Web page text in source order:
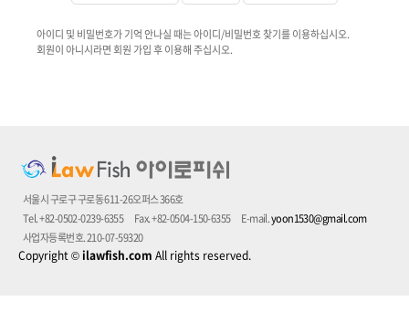
아이디 및 비밀번호가 기억 안나실 때는 아이디/비밀번호 찾기를 이용하십시오.
회원이 아니시라면 회원 가입 후 이용해 주십시오.
서울시 구로구 구로동 611-26오퍼스 366호
Tel. +82-0502-0239-6355
Fax. +82-0504-150-6355 E-mail.yoon1530@gmail.com
사업자등록번호. 210-07-59320
Copyright©ilawfish.com All rights reserved.